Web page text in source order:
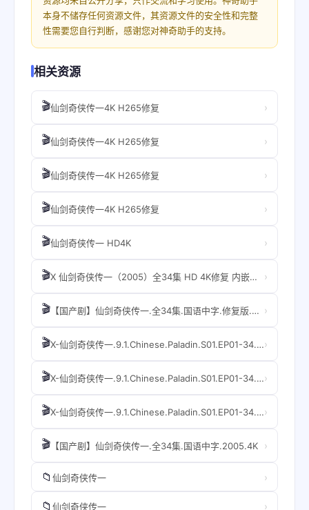
本身不储存任何资源文件，其资源文件的安全性和完整
性需要您自行判断，感谢您对神奇助手的支持。
相关资源
🎬仙剑奇侠传一4K H265修复 ›
🎬仙剑奇侠传一4K H265修复 ›
🎬仙剑奇侠传一4K H265修复 ›
🎬仙剑奇侠传一4K H265修复 ›
🎬仙剑奇侠传一 HD4K ›
🎬 X 仙剑奇侠传一（2005）全34集 HD 4K修复 内嵌中字 ›
🎬 【国产剧】仙剑奇侠传一.全34集.国语中字.修复版.2005.4K ›
🎬 X-仙剑奇侠传一.9.1.Chinese.Paladin.S01.EP01-34.2005.4k.2160p.H265.AAC›
🎬 X-仙剑奇侠传一.9.1.Chinese.Paladin.S01.EP01-34.2005.4k.2160p.H265.AAC›
🎬 X-仙剑奇侠传一.9.1.Chinese.Paladin.S01.EP01-34.2005.4k.2160p.H265.AAC›
🎬 【国产剧】仙剑奇侠传一.全34集.国语中字.2005.4K ›
📁 仙剑奇侠传一 ›
📁 仙剑奇侠传一 ›